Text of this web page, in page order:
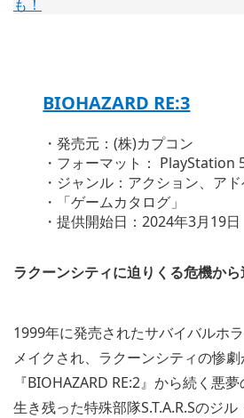
BIOHAZARD RE:3
・発売元：(株)カプコン
・フォーマット：
・ジャンル：アクション、ア
・「ゲームカタログ」
・提供開始日：2024年3月19日
ラクーンシティに迫りくる危機か
1999年に発売されたサバイバルホ
メイクされ、ラクーンシティの惨劇
『BIOHAZARD RE:2』から続く悪
生き残った特殊部隊S.T.A.R.Sのジ